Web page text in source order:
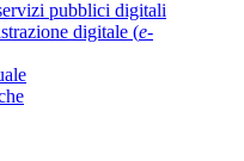
pubblici digitali
digitale (e-